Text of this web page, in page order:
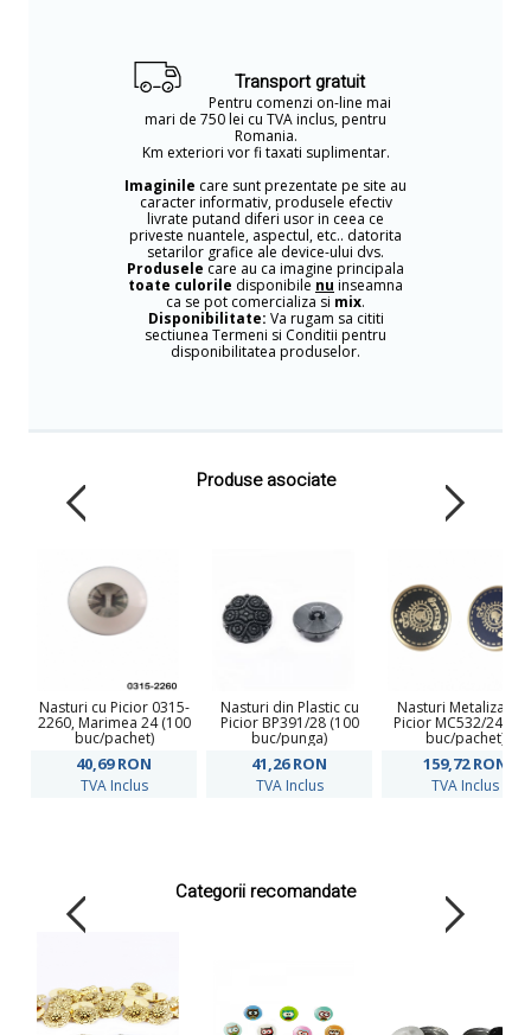
Transport gratuit
Pentru comenzi on-line mai
mari de 750 lei cu TVA inclus, pentru
Romania.
Km exteriori vor fi taxati suplimentar.
Imaginile care sunt prezentate pe site au
caracter informativ, produsele efectiv
livrate putand diferi usor in ceea ce
priveste nuantele, aspectul, etc.. datorita
setarilor grafice ale device-ului dvs.
Produsele care au ca imagine principala
toate culorile disponibile nu inseamna
ca se pot comercializa si mix.
Disponibilitate: Va rugam sa cititi
sectiunea Termeni si Conditii pentru
disponibilitatea produselor.
Produse asociate
Nasturi cu Picior 0315-
2260, Marimea 24 (100
buc/pachet)
40,69RON
TVA Inclus
Nasturi din Plastic cu
Picior BP391/28 (100
buc/punga)
41,26RON
TVA Inclus
Nasturi Metalizati cu
Picior MC532/24
buc/pachet)
159,72RON
TVA Inclus
Categorii recomandate